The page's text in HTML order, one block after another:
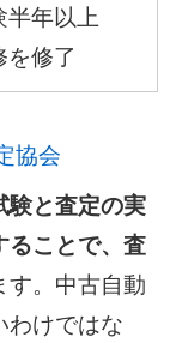
半年以上
を修了
協会
験と査定の実
ることで、査
す。中古自動
わけではな